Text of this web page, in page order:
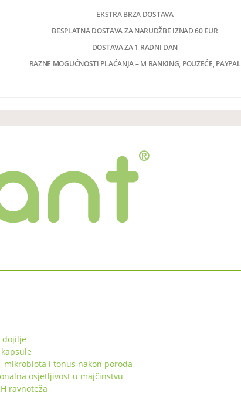
EKSTRA BRZA DOSTAVA
BESPLATNA DOSTAVA ZA NARUDŽBE IZNAD 60 EUR
DOSTAVA ZA 1 RADNI DAN
RAZNE MOGUĆNOSTI PLAĆANJA – M BANKING, POUZEĆE, PAYPAL
dojilje
mikrobiota i tonus nakon poroda
osjetljivost u majčinstvu
ravnoteža